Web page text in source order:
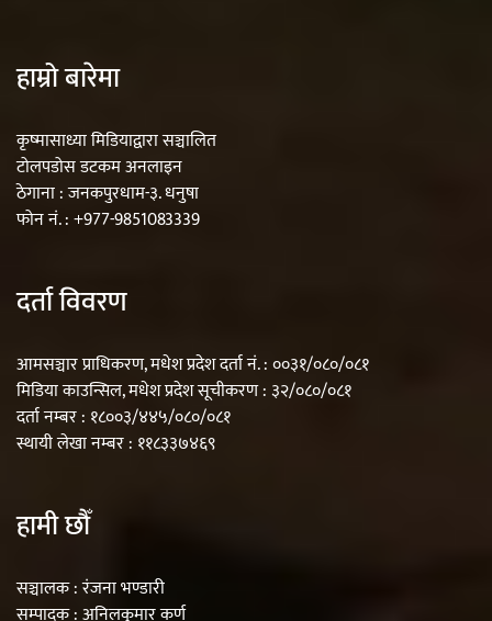
हाम्रो बारेमा
कृष्मासाध्या मिडियाद्वारा सञ्चालित
टोलपडोस डटकम अनलाइन
ठेगाना : जनकपुरधाम-३. धनुषा
फोन नं. : +977-9851083339
दर्ता विवरण
आमसञ्चार प्राधिकरण, मधेश प्रदेश दर्ता नं. : ००३१/०८०/०८१
मिडिया काउन्सिल, मधेश प्रदेश सूचीकरण : ३२/०८०/०८१
दर्ता नम्बर : १८००३/४४५/०८०/०८१
स्थायी लेखा नम्बर : ११८३३७४६९
हामी छौँ
सञ्चालक : रंजना भण्डारी
सम्पादक : अनिलकुमार कर्ण